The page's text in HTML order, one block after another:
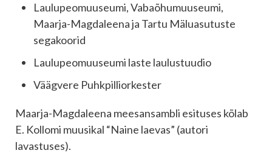
Laulupeomuuseumi, Vabaõhumuuseumi,
Maarja-Magdaleena ja Tartu Mäluasutuste
segakoorid
Laulupeomuuseumi laste laulustuudio
Väägvere Puhkpilliorkester
Maarja-Magdaleena meesansambli esituses kõlab
E. Kollomi muusikal “Naine laevas” (autori
lavastuses).